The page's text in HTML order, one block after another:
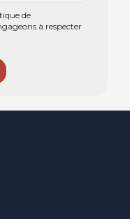
de
à respecter